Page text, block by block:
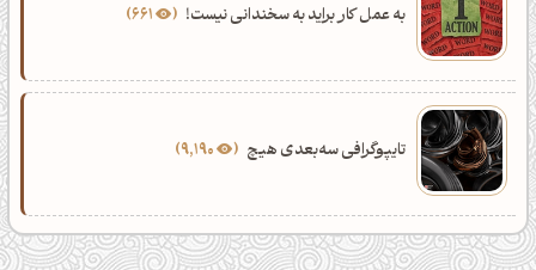
به عمل کار براید به سخندانی نیست!
تایپوگرافی سه‌بعدی هیچ